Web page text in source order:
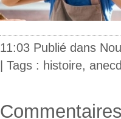
11:03 Publié dans
| Tags : histoire,